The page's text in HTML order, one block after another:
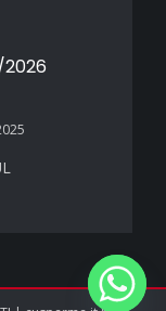
2026